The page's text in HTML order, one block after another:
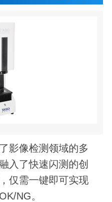
影像检测领域的多
入了快速闪测的创
仅需一键即可实现
OK/NG。